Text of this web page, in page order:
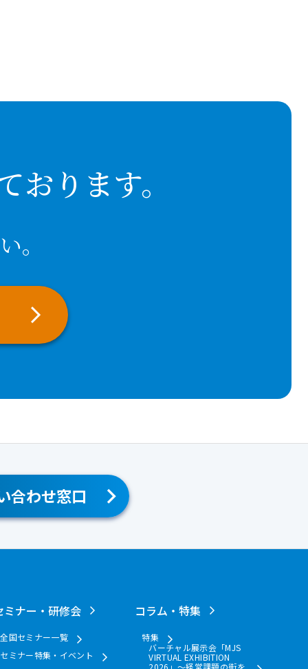
ります。
。
合わせ窓口
ミナー・研修会
全国セミナー一覧
セミナー特集・イベント
コラム・特集
特集
バーチャル展示会「MJS
VIRTUAL EXHIBITION
2026」～経営課題の街を